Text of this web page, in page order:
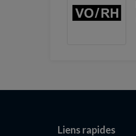
Liens rapides